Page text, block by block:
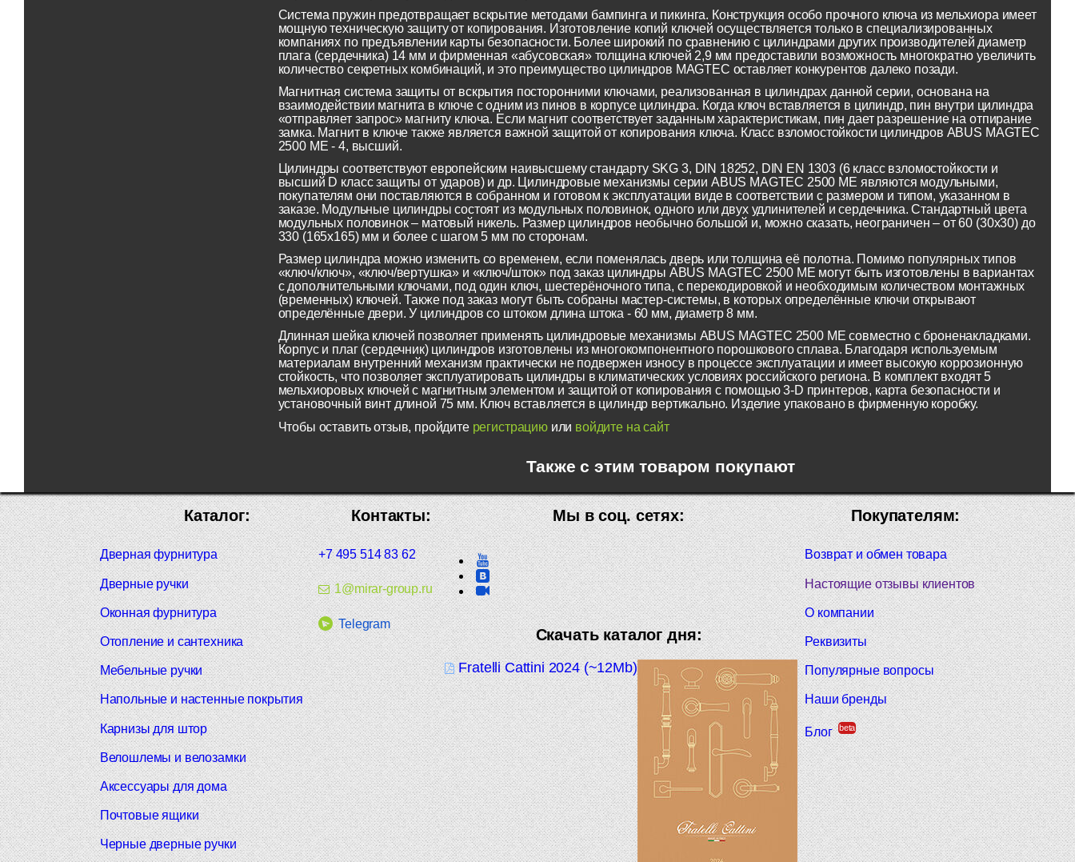
Система пружин предотвращает вскрытие методами бампинга и пикинга. Конструкция особо прочного ключа из мельхиора имеет
мощную техническую защиту от копирования. Изготовление копий ключей осуществляется только в специализированных
компаниях по предъявлении карты безопасности. Более широкий по сравнению с цилиндрами других производителей диаметр
плага (сердечника) 14 мм и фирменная «абусовская» толщина ключей 2,9 мм предоставили возможность многократно увеличить
количество секретных комбинаций, и это преимущество цилиндров MAGTEC оставляет конкурентов далеко позади.
Магнитная система защиты от вскрытия посторонними ключами, реализованная в цилиндрах данной серии, основана на
взаимодействии магнита в ключе с одним из пинов в корпусе цилиндра. Когда ключ вставляется в цилиндр, пин внутри цилиндра
«отправляет запрос» магниту ключа. Если магнит соответствует заданным характеристикам, пин дает разрешение на отпирание
замка. Магнит в ключе также является важной защитой от копирования ключа. Класс взломостойкости цилиндров ABUS MAGTEC
2500 ME - 4, высший.
Цилиндры соответствуют европейским наивысшему стандарту SKG 3, DIN 18252, DIN EN 1303 (6 класс взломостойкости и
высший D класс защиты от ударов) и др. Цилиндровые механизмы серии ABUS MAGTEC 2500 ME являются модульными,
покупателям они поставляются в собранном и готовом к эксплуатации виде в соответствии с размером и типом, указанном в
заказе. Модульные цилиндры состоят из модульных половинок, одного или двух удлинителей и сердечника. Стандартный цвета
модульных половинок – матовый никель. Размер цилиндров необычно большой и, можно сказать, неограничен – от 60 (30x30) до
330 (165х165) мм и более с шагом 5 мм по сторонам.
Размер цилиндра можно изменить со временем, если поменялась дверь или толщина её полотна. Помимо популярных типов
«ключ/ключ», «ключ/вертушка» и «ключ/шток» под заказ цилиндры ABUS MAGTEC 2500 ME могут быть изготовлены в вариантах
с дополнительными ключами, под один ключ, шестерёночного типа, с перекодировкой и необходимым количеством монтажных
(временных) ключей. Также под заказ могут быть собраны мастер-системы, в которых определённые ключи открывают
определённые двери. У цилиндров со штоком длина штока - 60 мм, диаметр 8 мм.
Длинная шейка ключей позволяет применять цилиндровые механизмы ABUS MAGTEC 2500 ME совместно с броненакладками.
Корпус и плаг (сердечник) цилиндров изготовлены из многокомпонентного порошкового сплава. Благодаря используемым
материалам внутренний механизм практически не подвержен износу в процессе эксплуатации и имеет высокую коррозионную
стойкость, что позволяет эксплуатировать цилиндры в климатических условиях российского региона. В комплект входят 5
мельхиоровых ключей с магнитным элементом и защитой от копирования с помощью 3-D принтеров, карта безопасности и
установочный винт длиной 75 мм. Ключ вставляется в цилиндр вертикально. Изделие упаковано в фирменную коробку.
Чтобы оставить отзыв, пройдите регистрациюили войдите на сайт
Также с этим товаром покупают
Покупателям:
Возврат и обмен товара
Настоящие отзывы клиентов
О компании
Реквизиты
Популярные вопросы
Наши бренды
Блог beta
Мы в соц. сетях:
Скачать каталог дня:
Fratelli Cattini 2024 (~12Mb)
Контакты:
+7 495 514 83 62
1@mirar-group.ru
Telegram
Каталог:
Дверная фурнитура
Дверные ручки
Оконная фурнитура
Отопление и сантехника
Мебельные ручки
Напольные и настенные покрытия
Карнизы для штор
Велошлемы и велозамки
Аксессуары для дома
Почтовые ящики
Черные дверные ручки